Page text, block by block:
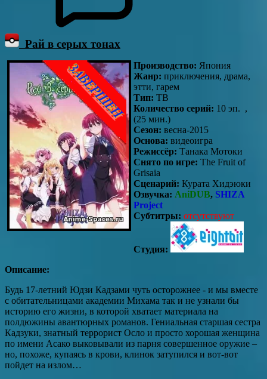
Рай в серых тонах
Производство: Япония
Жанр: приключения, драма,
этти, гарем
Тип: ТВ
Количество серий: 10 эп. ,
(25 мин.)
Сезон: весна-2015
Основа: видеоигра
Режиссёр: Танака Мотоки
Снято по игре: The Fruit of
Grisaia
Сценарий: Курата Хидэюки
Озвучка: AniDUB, SHIZA
Project
Субтитры: отсутствуют
Студия:
Описание:
Будь 17-летний Юдзи Кадзами чуть осторожнее - и мы вместе
с обитательницами академии Михама так и не узнали бы
историю его жизни, в которой хватает материала на
полдюжины авантюрных романов. Гениальная старшая сестра
Кадзуки, знатный террорист Осло и просто хорошая женщина
по имени Асако выковывали из парня совершенное оружие –
но, похоже, купаясь в крови, клинок затупился и вот-вот
пойдет на излом…